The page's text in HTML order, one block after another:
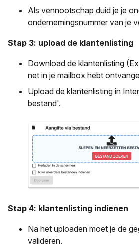
Als vennootschap duid je je
ondernemingsnummer van je
Stap 3: upload de klantenlisting
Download de klantenlisting
net in je mailbox hebt
Upload de klantenlisting in
bestand'.
Stap 4: klantenlisting indienen
Na het uploaden moet je de
valideren.